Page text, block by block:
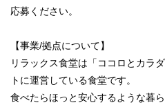
応募ください。
【事業/拠点について】
リラックス食堂は「ココロとカラ
トに運営している食堂です。
食べたらほっと安心するような暮